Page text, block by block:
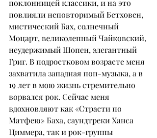
поклонницей классики, и на это
повлияли неповторимый Бетховен,
мистический Бах, солнечный
Моцарт, великолепный Чайковский,
неудержимый Шопен, элегантный
Григ. В подростковом возрасте меня
захватила западная поп-музыка, а в
19 лет в мою жизнь стремительно
ворвался рок. Сейчас меня
вдохновляют как «Страсти по
Матфею» Баха, саундтреки Ханса
Циммера, так и рок-группы